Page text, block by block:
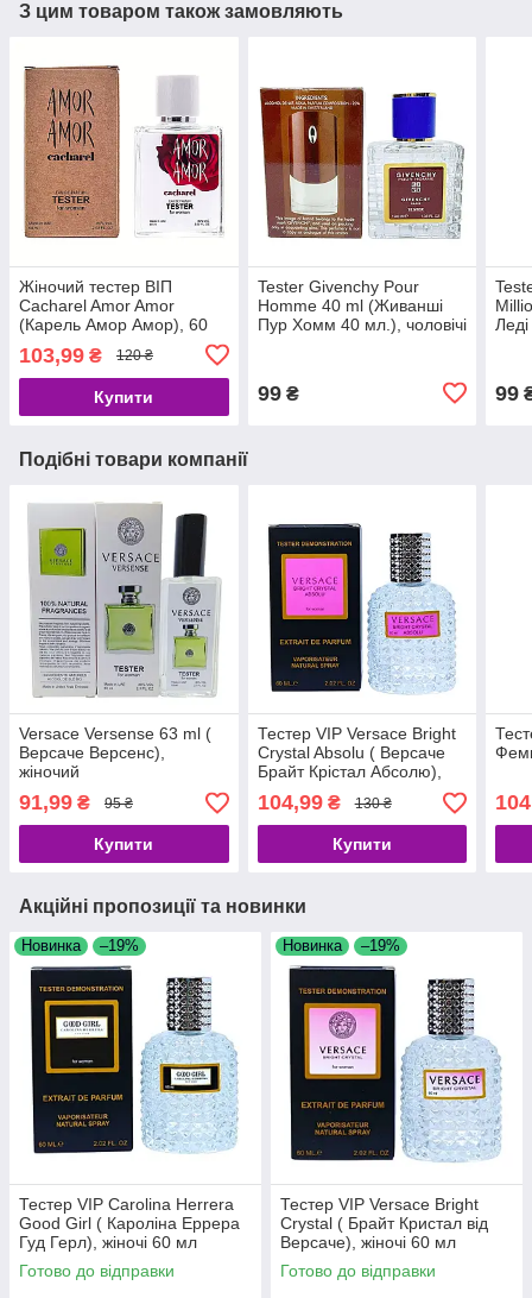
З цим товаром також замовляють
Жіночий тестер ВІП
Cacharel Amor Amor
(Карель Амор Амор), 60
103,99 ₴ 120 ₴
Купити
Tester Givenchy Pour
Homme 40 ml (Живанші
Пур Хомм 40 мл.), чоловічі
99₴ 99
Подібні товари компанії
Versace Versense 63 ml (
Версаче Версенс),
жіночий
91,99 ₴ 95 ₴
Купити
Тестер VIP Versace Bright
Crystal Absolu ( Версаче
Брайт Крістал Абсолю),
жіночі 60 мл
104,99₴ 130 ₴
Купити
Акційні пропозиції та новинки
Новинка –19%
Тестер VIP Carolina Herrera
Good Girl ( Кароліна Еррера
Гуд Герл), жіночі 60 мл
Готово до відправки
Новинка –19%
Тестер VIP Versace Bright
Crystal ( Брайт Кристал від
Версаче), жіночі 60 мл
Готово до відправки